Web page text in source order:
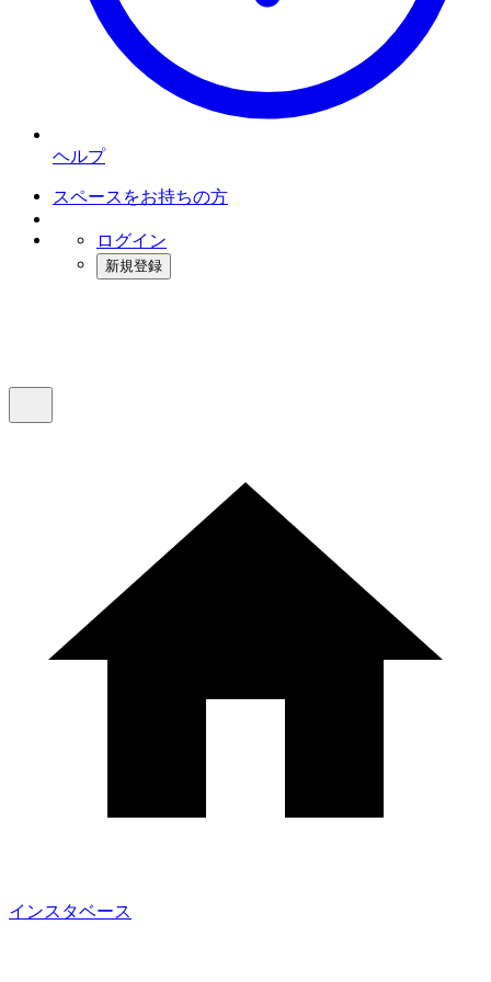
ヘルプ
スペースをお持ちの方
ログイン
新規登録
インスタベース